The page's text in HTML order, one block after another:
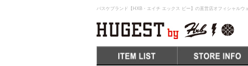
バスケブランド【HXB・エイチ エックス ビー】の直営店オフィシャルウ